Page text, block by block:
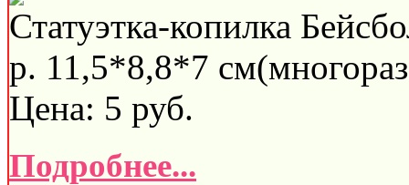
Статуэтка-копилка
р. 11,5*8,8*7
Цена: 5 руб.
Подробнее...